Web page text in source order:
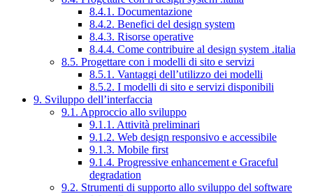
8.4.1. Documentazione
8.4.2. Benefici del design system
8.4.3. Risorse operative
8.4.4. Come contribuire al design system .italia
8.5. Progettare con i modelli di sito e servizi
8.5.1. Vantaggi dell’utilizzo dei modelli
8.5.2. I modelli di sito e servizi disponibili
9. Sviluppo dell’interfaccia
9.1. Approccio allo sviluppo
9.1.1. Attività preliminari
9.1.2. Web design responsivo e accessibile
9.1.3. Mobile first
9.1.4. Progressive enhancement e Graceful
degradation
9.2. Strumenti di supporto allo sviluppo del software